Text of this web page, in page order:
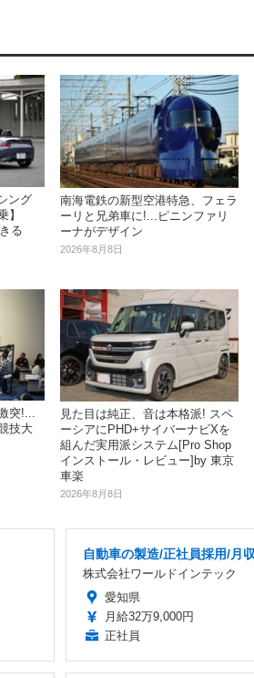
ング
】
る
南海電鉄の新型空港特急、フェラ
ーリと兄弟車に!...ピニンファリ
ーナがデザイン
2026年8月8日
突!...
技大
見た目は純正、音は本格派! スペ
ーシアにPHD+サイバーナビXを
組んだ実用派システム[Pro Shop
インストール・レビュー]by 東京
車楽
2026年8月8日
自動車の製造/正社員採用/月
株式会社ワールドインテック
愛知県
月給32万9,000円
正社員